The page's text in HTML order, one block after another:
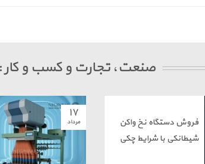
صنعت، تجارت و کسب و
فروش دستگاه نخ واکن
شیطانکی با شرایط چکی
۱۷
مرداد